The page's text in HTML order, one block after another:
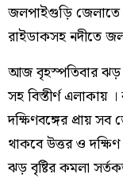
জলপাইগুড়ি জেলাতে
রাইডাকসহ নদীতে
আজ বৃহস্পতিবার ঝড়
সহ বিস্তীর্ণ এলাকায়
দক্ষিণবঙ্গের প্রায় সব
থাকবে উত্তর ও
ঝড় বৃষ্টির কমলা